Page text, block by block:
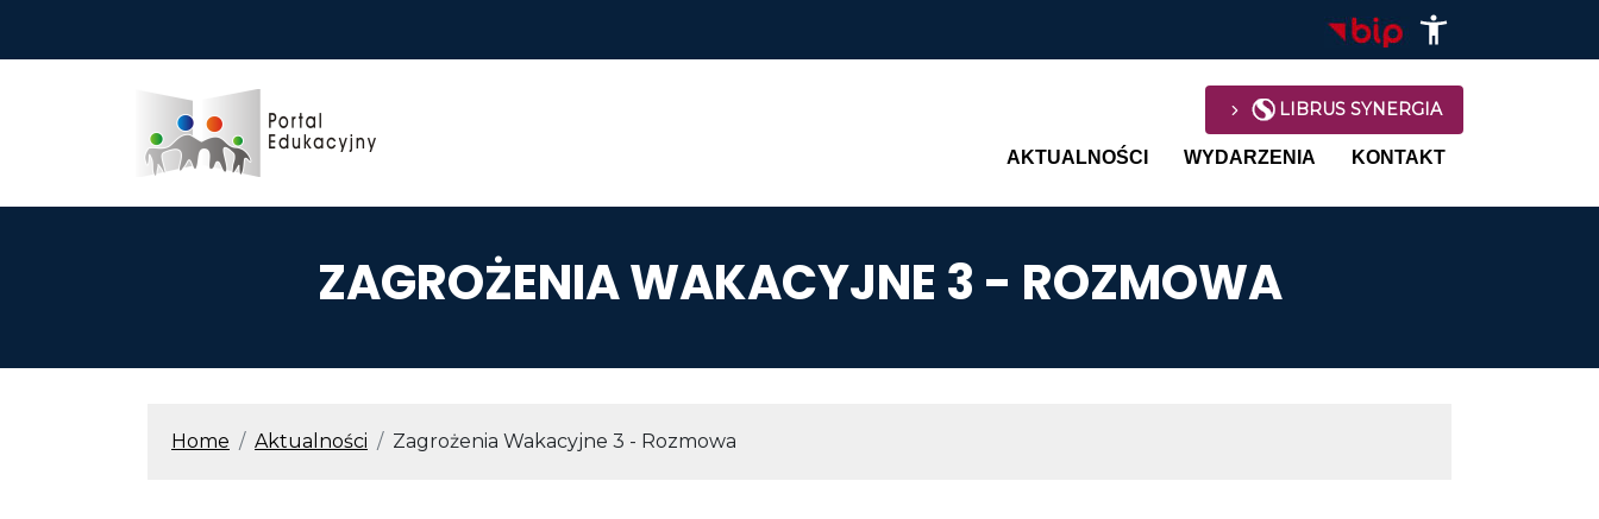
LIBRUS SYNERGIA
Main navigation
AKTUALNOŚCI WYDARZENIA KONTAKT
ZAGROŻENIA WAKACYJNE 3 - ROZMOWA
ŚCIEŻKA NAWIGACYJNA
Home Aktualności Zagrożenia Wakacyjne 3 - Rozmowa